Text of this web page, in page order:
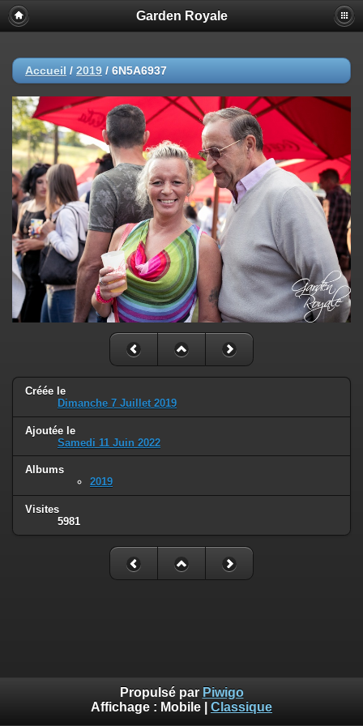
Garden Royale
Accueil / 2019 / 6N5A6937
Créée le
Dimanche 7 Juillet 2019
Ajoutée le
Samedi 11 Juin 2022
Albums
2019
Visites
5981
Propulsé par Piwigo
Affichage : Mobile Classique